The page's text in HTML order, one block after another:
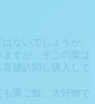
ないでしょうか。
すが、そこの栗は
接訪問し購入して
栗ご飯。大好物で